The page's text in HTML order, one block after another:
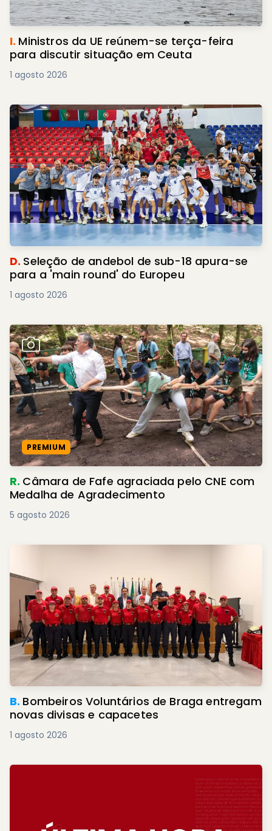
I. Ministros da UE reúnem-se terça-feira
para discutir situação em Ceuta
1 agosto 2026
D. Seleção de andebol de sub-18 apura-se
para a 'main round' do Europeu
1 agosto 2026
PREMIUM
R. Câmara de Fafe agraciada pelo CNE com
Medalha de Agradecimento
5 agosto 2026
B. Bombeiros Voluntários de Braga entregam
novas divisas e capacetes
1 agosto 2026